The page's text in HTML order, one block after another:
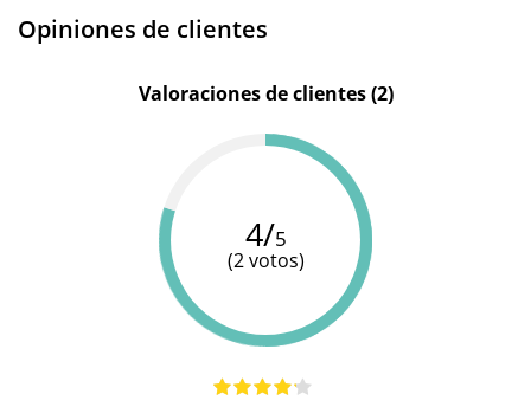
Opiniones de clientes
Valoraciones de clientes (2)
4/5
(2 votos)